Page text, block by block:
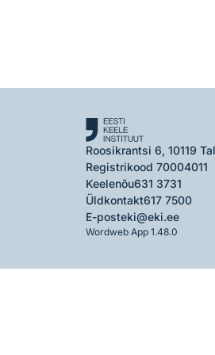
Roosikrantsi 6, 10119
Registrikood 70004011
Keelenõu631 3731
Üldkontakt617 7500
E-posteki@eki.ee
Wordweb App 1.48.0